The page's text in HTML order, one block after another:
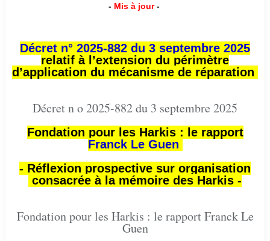
- Mis à jour -
Décret n° 2025-882 du 3 septembre 2025
relatif à l’extension du périmètre
d’application du mécanisme de réparation
Décret n o 2025-882 du 3 septembre 2025
Fondation pour les Harkis : le rapport
Franck Le Guen
- Réflexion prospective sur organisation
consacrée à la mémoire des Harkis -
Fondation pour les Harkis : le rapport Franck Le
Guen